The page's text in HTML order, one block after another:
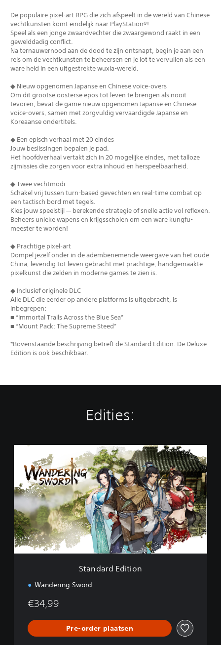
De populaire pixel-art RPG die zich afspeelt in de wereld van Chinese
vechtkunsten komt eindelijk naar PlayStation®!
Speel als een jonge zwaardvechter die zwaargewond raakt in een
gewelddadig conflict.
Na ternauwernood aan de dood te zijn ontsnapt, begin je aan een
reis om de vechtkunsten te beheersen en je lot te vervullen als een
ware held in een uitgestrekte wuxia-wereld.
◆ Nieuw opgenomen Japanse en Chinese voice-overs
Om dit grootse oosterse epos tot leven te brengen als nooit
tevoren, bevat de game nieuw opgenomen Japanse en Chinese
voice-overs, samen met zorgvuldig vervaardigde Japanse en
Koreaanse ondertitels.
◆ Een episch verhaal met 20 eindes
Jouw beslissingen bepalen je pad.
Het hoofdverhaal vertakt zich in 20 mogelijke eindes, met talloze
zijmissies die zorgen voor extra inhoud en herspeelbaarheid.
◆ Twee vechtmodi
Schakel vrij tussen turn-based gevechten en real-time combat op
een tactisch bord met tegels.
Kies jouw speelstijl — berekende strategie of snelle actie vol reflexen.
Beheers unieke wapens en krijgsscholen om een ware kungfu-
meester te worden!
◆ Prachtige pixel-art
Dompel jezelf onder in de adembenemende weergave van het oude
China, levendig tot leven gebracht met prachtige, handgemaakte
pixelkunst die zelden in moderne games te zien is.
◆ Inclusief originele DLC
Alle DLC die eerder op andere platforms is uitgebracht, is
inbegrepen:
■ “Immortal Trails Across the Blue Sea”
■ “Mount Pack: The Supreme Steed”
*Bovenstaande beschrijving betreft de Standard Edition. De Deluxe
Edition is ook beschikbaar.
Edities:
d
a
d
E
d
i
t
Standard Edition
Wandering Sword
€34,99
Pre-order plaatsen